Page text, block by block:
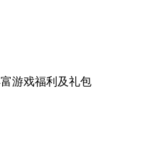
富游戏福利 及礼包